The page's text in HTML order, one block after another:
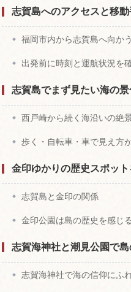
志賀島へのアクセスと移
福岡市内から志賀島へ向か
出発前に時刻と運航状況を
志賀島でまず見たい海の景
西戸崎から続く海沿いの絶
歩く・自転車・車で見え方
金印ゆかりの歴史スポット
志賀島と金印の関係
金印公園は島の歴史を感じ
志賀海神社と潮見公園で
志賀海神社で海の信仰にふ